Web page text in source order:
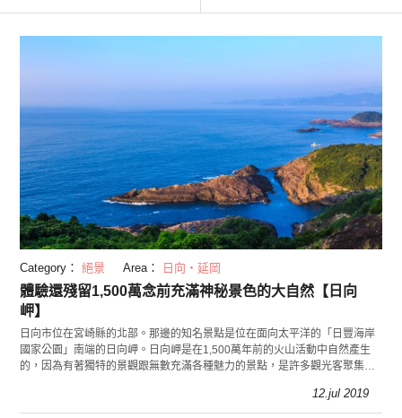
Category： 絕景 Area： 日向・延岡
體驗還殘留1,500萬念前充滿神秘景色的大自然【日向
岬】
日向市位在宮崎縣的北部。那邊的知名景點是位在面向太平洋的「日豐海岸
國家公園」南端的日向岬。日向岬是在1,500萬年前的火山活動中自然產生
的，因為有著獨特的景觀跟無數充滿各種魅力的景點，是許多觀光客聚集的
12.jul 2019